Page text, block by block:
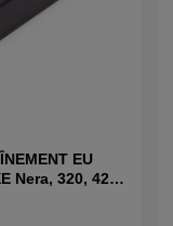
EU
Nera, 320, 420,